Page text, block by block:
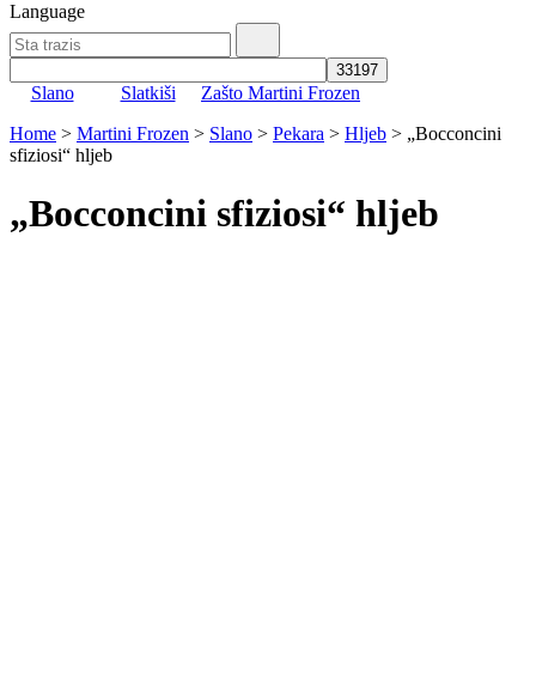
Language
Slano Slatkiši
Zašto Martini Frozen
Home > Martini Frozen > Slano > Pekara > Hljeb > „Bocconcini
sfiziosi“ hljeb
„Bocconcini sfiziosi“ hljeb